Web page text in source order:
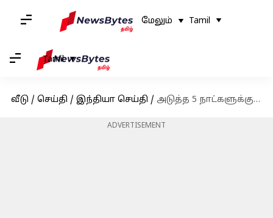
மேலும் Tamil
Tamil
வீடு / செய்தி / இந்தியா செய்தி / அடுத்த 5 நாட்களுக்கு தமிழகத்தில் மழை இருக்கும்: வானிலை ஆய்வு மையம்
ADVERTISEMENT